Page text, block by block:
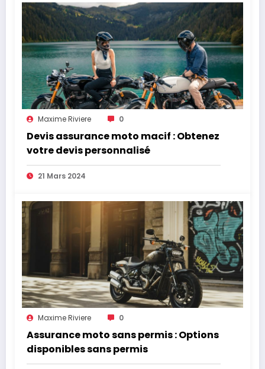
Maxime Riviere 0
Devis assurance moto macif : Obtenez
votre devis personnalisé
21 Mars 2024
Maxime Riviere 0
Assurance moto sans permis : Options
disponibles sans permis